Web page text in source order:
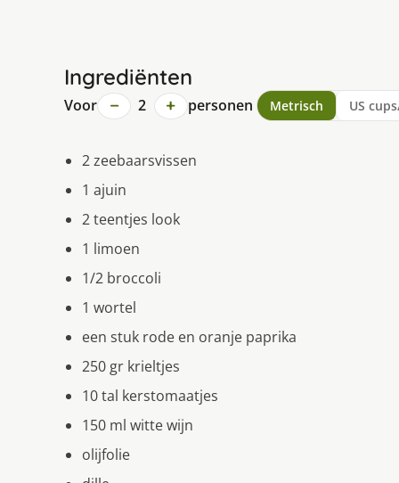
Ingrediënten
Voor − 2 + personen Metrisch US
2 zeebaarsvissen
1 ajuin
2 teentjes look
1 limoen
1/2 broccoli
1 wortel
een stuk rode en oranje paprika
250 gr krieltjes
10 tal kerstomaatjes
150 ml witte wijn
olijfolie